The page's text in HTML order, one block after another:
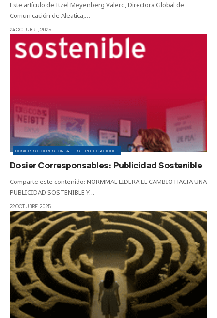
Este artículo de Itzel Meyenberg Valero, Directora Global de
Comunicación de Aleatica,…
24 OCTUBRE, 2025
DOSIERES CORRESPONSABLES PUBLICACIONES
Dosier Corresponsables: Publicidad Sostenible
Comparte este contenido: NORMMAL LIDERA EL CAMBIO HACIA UNA
PUBLICIDAD SOSTENIBLE Y…
22 OCTUBRE, 2025